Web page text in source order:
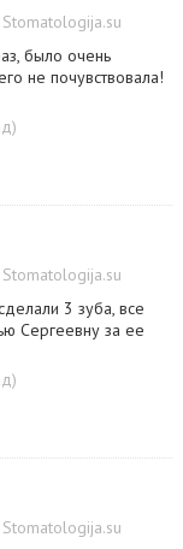
было очень
не почувствовала!
3 зуба, все
Сергеевну за ее